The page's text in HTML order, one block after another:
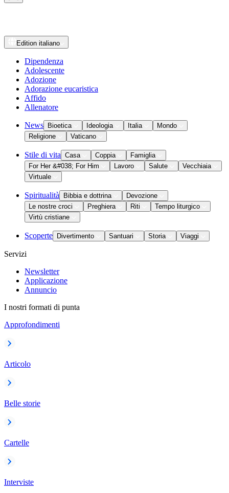
Edition italiano
Dipendenza
Adolescente
Adozione
Adorazione eucaristica
Affido
Allenatore
News Bioetica Ideologia Italia
Mondo
Religione
Vaticano
Stile di vita Casa Coppia
Famiglia
For Her &#038; For Him
Lavoro Salute
Vecchiaia
Virtuale
Spiritualità Bibbia e dottrina
Devozione
Le nostre croci
Preghiera Riti
Tempo liturgico
Virtù cristiane
Scoperte Divertimento Santuari Storia Viaggi
Servizi
Newsletter
Applicazione
Annuncio
I nostri formati di punta
Approfondimenti
Articolo
Belle storie
Cartelle
Interviste